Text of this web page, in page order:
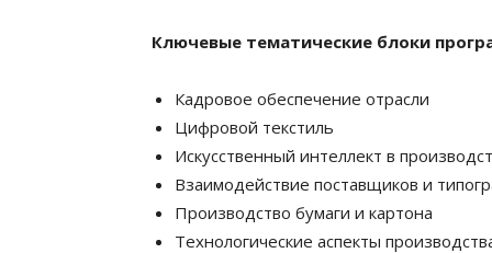
Ключевые тематические блоки
Кадровое обеспечение отрасли
Цифровой текстиль
Искусственный интеллект в
Взаимодействие поставщиков и
Производство бумаги и картона
Технологические аспекты